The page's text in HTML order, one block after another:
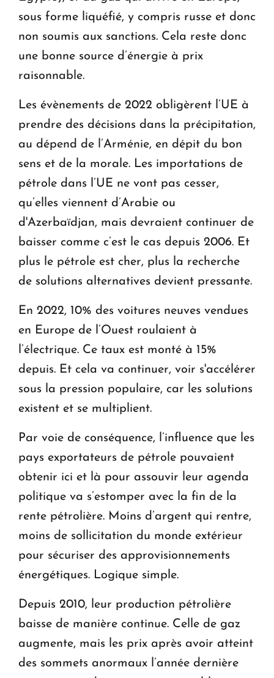
sous forme liquéfié, y compris russe et donc
non soumis aux sanctions. Cela reste donc
une bonne source d’énergie à prix
raisonnable.
Les évènements de 2022 obligèrent l’UE à
prendre des décisions dans la précipitation,
au dépend de l’Arménie, en dépit du bon
sens et de la morale. Les importations de
pétrole dans l’UE ne vont pas cesser,
qu’elles viennent d’Arabie ou
d'Azerbaïdjan, mais devraient continuer de
baisser comme c’est le cas depuis 2006. Et
plus le pétrole est cher, plus la recherche
de solutions alternatives devient pressante.
En 2022, 10% des voitures neuves vendues
en Europe de l’Ouest roulaient à
l’électrique. Ce taux est monté à 15%
depuis. Et cela va continuer, voir s'accélérer
sous la pression populaire, car les solutions
existent et se multiplient.
Par voie de conséquence, l’influence que les
pays exportateurs de pétrole pouvaient
obtenir ici et là pour assouvir leur agenda
politique va s’estomper avec la fin de la
rente pétrolière. Moins d’argent qui rentre,
moins de sollicitation du monde extérieur
pour sécuriser des approvisionnements
énergétiques. Logique simple.
Depuis 2010, leur production pétrolière
baisse de manière continue. Celle de gaz
augmente, mais les prix après avoir atteint
des sommets anormaux l’année dernière